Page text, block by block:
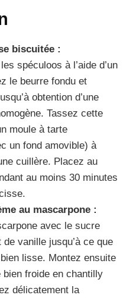
biscuitée :
spéculoos à l’aide d’un
le beurre fondu et
obtention d’une
Tassez cette
moule à tarte
un fond amovible) à
cuillère. Placez au
au moins 30 minutes
au mascarpone :
avec le sucre
de vanille jusqu’à ce que
lisse. Montez ensuite
bien froide en chantilly
délicatement la